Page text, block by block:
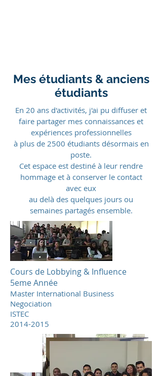
Mes étudiants & anciens
étudiants
En 20 ans d'activités, j'ai pu diffuser et
faire partager mes connaissances et
expériences professionnelles
à plus de 2500 étudiants désormais en
poste.
Cet espace est destiné à leur rendre
hommage et à conserver le contact
avec eux
au delà des quelques jours ou
semaines partagés ensemble.
Cours de Lobbying & Influence
5eme Année
Master International Business
Negociation
ISTEC
2014-2015